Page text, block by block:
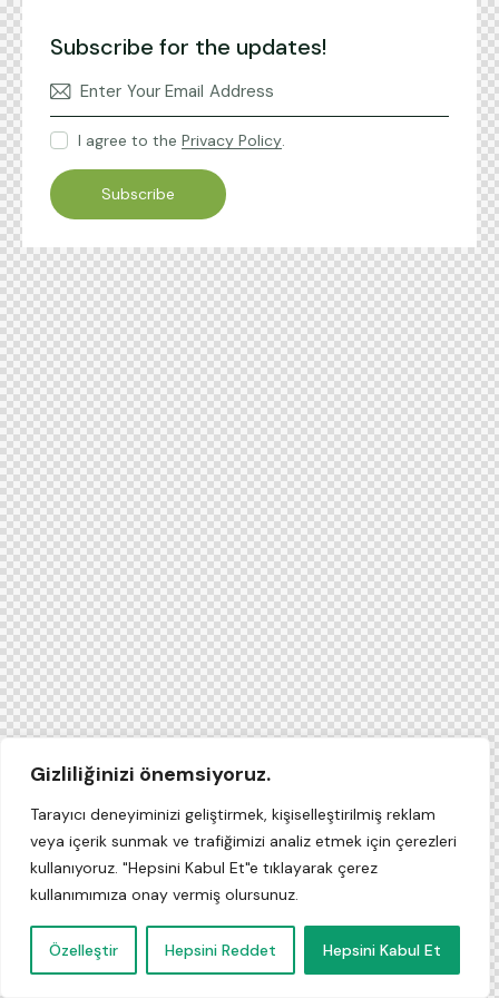
Gizliliğinizi önemsiyoruz.
Tarayıcı deneyiminizi geliştirmek, kişiselleştirilmiş reklam
veya içerik sunmak ve trafiğimizi analiz etmek için çerezleri
kullanıyoruz. "Hepsini Kabul Et"e tıklayarak çerez
kullanımımıza onay vermiş olursunuz.
Özelleştir Hepsini Reddet Hepsini Kabul Et
Subscribe for the updates!
Subscribe
I agree to the Privacy Policy.